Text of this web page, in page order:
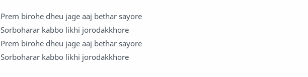
Prem birohe dheu jage aaj bethar sayore
Sorboharar kabbo likhi jorodakkhore
Prem birohe dheu jage aaj bethar sayore
Sorboharar kabbo likhi jorodakkhore